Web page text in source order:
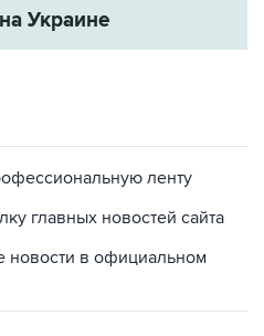
Украине
ленту
главных новостей сайта
новости в официальном